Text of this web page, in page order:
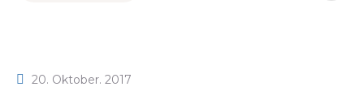
20. Oktober. 2017